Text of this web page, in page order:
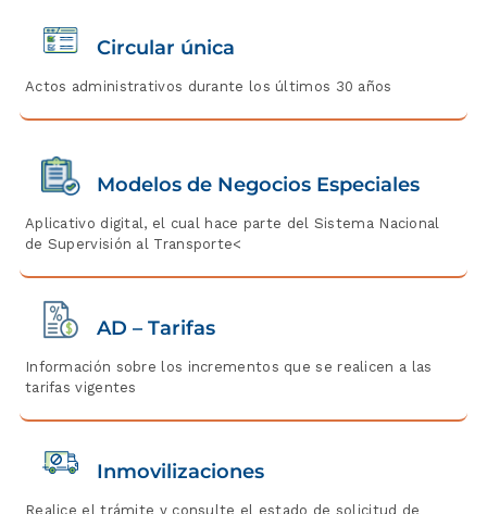
Circular única
Actos administrativos durante los últimos 30 años
Modelos de Negocios Especiales
Aplicativo digital, el cual hace parte del Sistema Nacional
de Supervisión al Transporte<
AD – Tarifas
Información sobre los incrementos que se realicen a las
tarifas vigentes
Inmovilizaciones
Realice el trámite y consulte el estado de solicitud de